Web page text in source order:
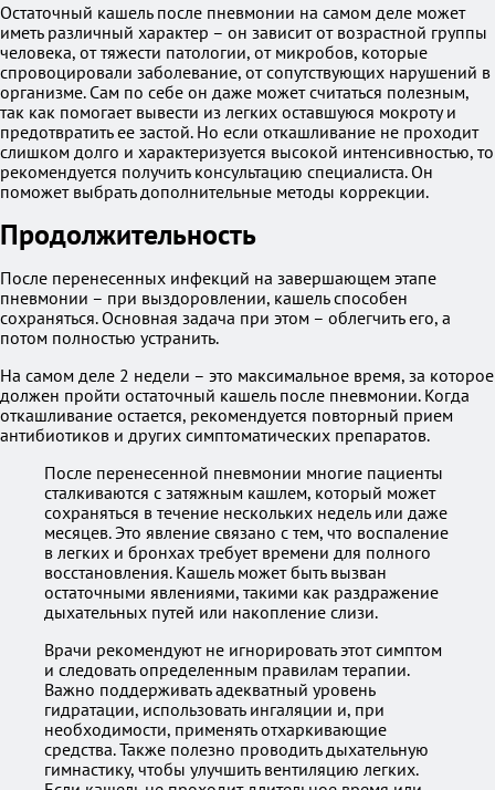
Остаточный кашель после пневмонии на самом деле может
иметь различный характер – он зависит от возрастной группы
человека, от тяжести патологии, от микробов, которые
спровоцировали заболевание, от сопутствующих нарушений в
организме. Сам по себе он даже может считаться полезным,
так как помогает вывести из легких оставшуюся мокроту и
предотвратить ее застой. Но если откашливание не проходит
слишком долго и характеризуется высокой интенсивностью, то
рекомендуется получить консультацию специалиста. Он
поможет выбрать дополнительные методы коррекции.
Продолжительность
После перенесенных инфекций на завершающем этапе
пневмонии – при выздоровлении, кашель способен
сохраняться. Основная задача при этом – облегчить его, а
потом полностью устранить.
На самом деле 2 недели – это максимальное время, за которое
должен пройти остаточный кашель после пневмонии. Когда
откашливание остается, рекомендуется повторный прием
антибиотиков и других симптоматических препаратов.
После перенесенной пневмонии многие пациенты
сталкиваются с затяжным кашлем, который может
сохраняться в течение нескольких недель или даже
месяцев. Это явление связано с тем, что воспаление
в легких и бронхах требует времени для полного
восстановления. Кашель может быть вызван
остаточными явлениями, такими как раздражение
дыхательных путей или накопление слизи.
Врачи рекомендуют не игнорировать этот симптом
и следовать определенным правилам терапии.
Важно поддерживать адекватный уровень
гидратации, использовать ингаляции и, при
необходимости, применять отхаркивающие
средства. Также полезно проводить дыхательную
гимнастику, чтобы улучшить вентиляцию легких.